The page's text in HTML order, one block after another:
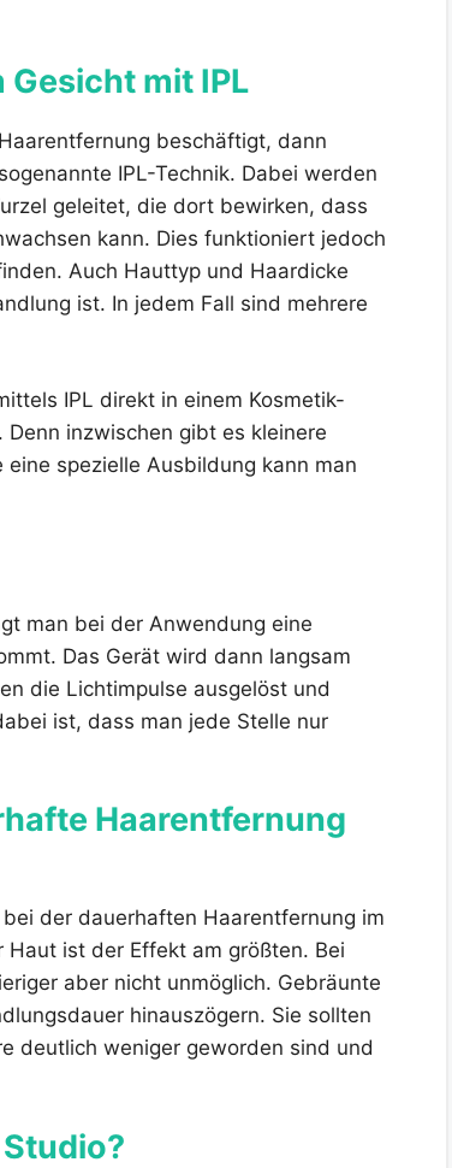
mit IPL
beschäftigt, dann
IPL-Technik. Dabei werden
geleitet, die dort bewirken, dass
kann. Dies funktioniert jedoch
Auch Hauttyp und Haardicke
ist. In jedem Fall sind mehrere
IPL direkt in einem Kosmetik-
inzwischen gibt es kleinere
spezielle Ausbildung kann man
man bei der Anwendung eine
Das Gerät wird dann langsam
die Lichtimpulse ausgelöst und
ist, dass man jede Stelle nur
Haarentfernung
der dauerhaften Haarentfernung im
ist der Effekt am größten. Bei
aber nicht unmöglich. Gebräunte
hinauszögern. Sie sollten
deutlich weniger geworden sind und